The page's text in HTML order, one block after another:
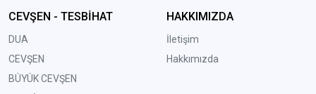
CEVŞEN - TESBİHAT
DUA
CEVŞEN
BÜYÜK CEVŞEN
HAKKIMIZDA
İletişim
Hakkımızda